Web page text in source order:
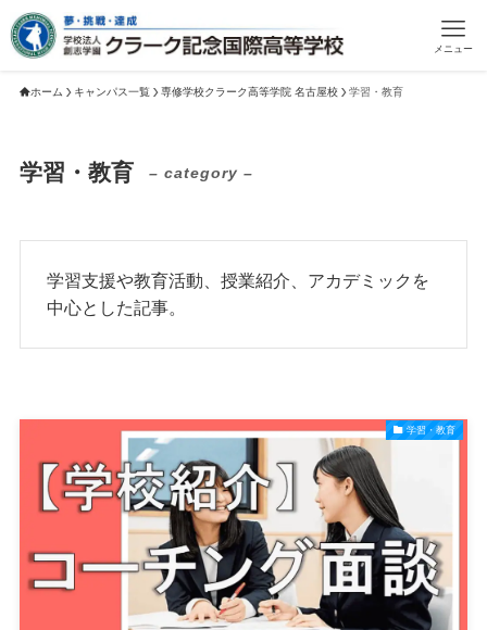
メニュー
ホーム キャンパス一覧 専修学校クラーク高等学院 名古屋校 学習・教育
学習・教育 – category –
学習支援や教育活動、授業紹介、アカデミックを
中心とした記事。
学習・教育